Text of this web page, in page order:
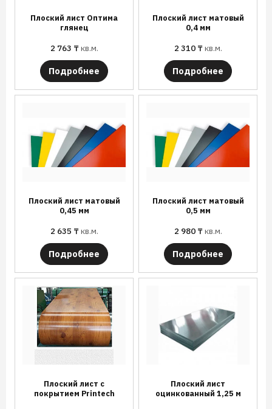
Плоский лист Оптима
глянец
2 763 ₸кв.м.
Подробнее
Плоский лист матовый
0,4 мм
2 310 ₸кв.м.
Подробнее
Плоский лист матовый
0,45 мм
2 635 ₸кв.м.
Подробнее
Плоский лист матовый
0,5 мм
2 980 ₸кв.м.
Подробнее
Плоский лист с
покрытием Printech
Плоский лист
оцинкованный 1,25 м